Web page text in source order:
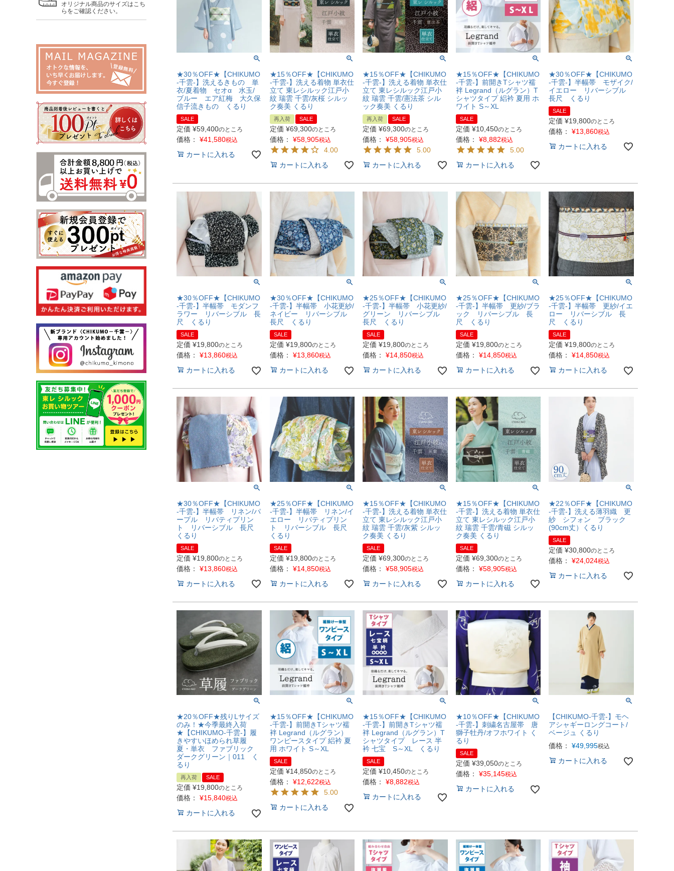
オリジナル商品のサイズはこち
らをご確認ください。
★30％OFF★【CHIKUMO
-千雲-】洗えるきもの 単
衣/夏着物 セオα 水玉/
ブルー エア紅梅 大久保
信子流きもの くるり
SALE
定価 ¥59,400のところ
価格： ¥41,580税込
カートに入れる
★15％OFF★【CHIKUMO
-千雲-】洗える着物 単衣仕
立て 東レシルック江戸小
紋 瑞雲 千雲/灰桜 シルッ
ク奏美 くるり
再入荷 SALE
定価 ¥69,300のところ
価格： ¥58,905税込
4.00
カートに入れる
★15％OFF★【CHIKUMO
-千雲-】洗える着物 単衣仕
立て 東レシルック江戸小
紋 瑞雲 千雲/憲法茶 シル
ック奏美 くるり
再入荷 SALE
定価 ¥69,300のところ
価格： ¥58,905税込
5.00
カートに入れる
★15％OFF★【CHIKUMO
-千雲-】前開きTシャツ襦
袢 Legrand（ルグラン）T
シャツタイプ 絽衿 夏用 ホ
ワイト S～XL
SALE
定価 ¥10,450のところ
価格： ¥8,882税込
5.00
カートに入れる
★30％OFF★【CHIKUMO
-千雲-】半幅帯 モザイク/
イエロー リバーシブル
長尺 くるり
SALE
定価 ¥19,800のところ
価格： ¥13,860税込
カートに入れる
★30％OFF★【CHIKUMO
-千雲-】半幅帯 モダンフ
ラワー リバーシブル 長
尺 くるり
SALE
定価 ¥19,800のところ
価格： ¥13,860税込
カートに入れる
★30％OFF★【CHIKUMO
-千雲-】半幅帯 小花更紗/
ネイビー リバーシブル
長尺 くるり
SALE
定価 ¥19,800のところ
価格： ¥13,860税込
カートに入れる
★25％OFF★【CHIKUMO
-千雲-】半幅帯 小花更紗/
グリーン リバーシブル
長尺 くるり
SALE
定価 ¥19,800のところ
価格： ¥14,850税込
カートに入れる
★25％OFF★【CHIKUMO
-千雲-】半幅帯 更紗/ブラ
ック リバーシブル 長
尺 くるり
SALE
定価 ¥19,800のところ
価格： ¥14,850税込
カートに入れる
★25％OFF★【CHIKUMO
-千雲-】半幅帯 更紗/イエ
ロー リバーシブル 長
尺 くるり
SALE
定価 ¥19,800のところ
価格： ¥14,850税込
カートに入れる
★30％OFF★【CHIKUMO
-千雲-】半幅帯 リネン/パ
ープル リバティプリン
ト リバーシブル 長尺
くるり
SALE
定価 ¥19,800のところ
価格： ¥13,860税込
カートに入れる
★25％OFF★【CHIKUMO
-千雲-】半幅帯 リネン/イ
エロー リバティプリン
ト リバーシブル 長尺
くるり
SALE
定価 ¥19,800のところ
価格： ¥14,850税込
カートに入れる
★15％OFF★【CHIKUMO
-千雲-】洗える着物 単衣仕
立て 東レシルック江戸小
紋 瑞雲 千雲/灰紫 シルッ
ク奏美 くるり
SALE
定価 ¥69,300のところ
価格： ¥58,905税込
カートに入れる
★15％OFF★【CHIKUMO
-千雲-】洗える着物 単衣仕
立て 東レシルック江戸小
紋 瑞雲 千雲/青磁 シルッ
ク奏美 くるり
SALE
定価 ¥69,300のところ
価格： ¥58,905税込
カートに入れる
★22％OFF★【CHIKUMO
-千雲-】洗える薄羽織 更
紗 シフォン ブラック
(90cm丈）くるり
SALE
定価 ¥30,800のところ
価格： ¥24,024税込
カートに入れる
★20％OFF★残りLサイズ
のみ！★今季最終入荷
★【CHIKUMO-千雲-】履
きやすいほめられ草履
夏・単衣 ファブリック
ダークグリーン｜011 く
るり
再入荷 SALE
定価 ¥19,800のところ
価格： ¥15,840税込
カートに入れる
★15％OFF★【CHIKUMO
-千雲-】前開きTシャツ襦
袢 Legrand（ルグラン）
ワンピースタイプ 絽衿 夏
用 ホワイト S～XL
SALE
定価 ¥14,850のところ
価格： ¥12,622税込
5.00
カートに入れる
★15％OFF★【CHIKUMO
-千雲-】前開きTシャツ襦
袢 Legrand（ルグラン）T
シャツタイプ レース 半
衿 七宝 S～XL くるり
SALE
定価 ¥10,450のところ
価格： ¥8,882税込
カートに入れる
★10％OFF★【CHIKUMO
-千雲-】刺繍名古屋帯 唐
獅子牡丹/オフホワイト く
るり
SALE
定価 ¥39,050のところ
価格： ¥35,145税込
カートに入れる
【CHIKUMO-千雲-】モヘ
アシャギーロングコート/
ベージュ くるり
価格：
¥49,995税込
カートに入れる